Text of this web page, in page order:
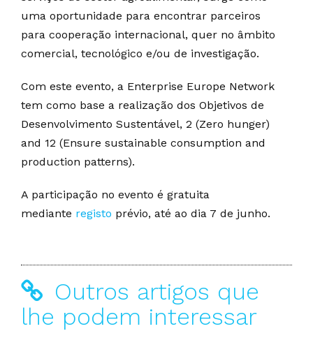
uma oportunidade para encontrar parceiros
para cooperação internacional, quer no âmbito
comercial, tecnológico e/ou de investigação.
Com este evento, a Enterprise Europe Network
tem como base a realização dos Objetivos de
Desenvolvimento Sustentável, 2 (Zero hunger)
and 12 (Ensure sustainable consumption and
production patterns).
A participação no evento é gratuita
mediante registo prévio, até ao dia 7 de junho.
Outros artigos que
lhe podem interessar